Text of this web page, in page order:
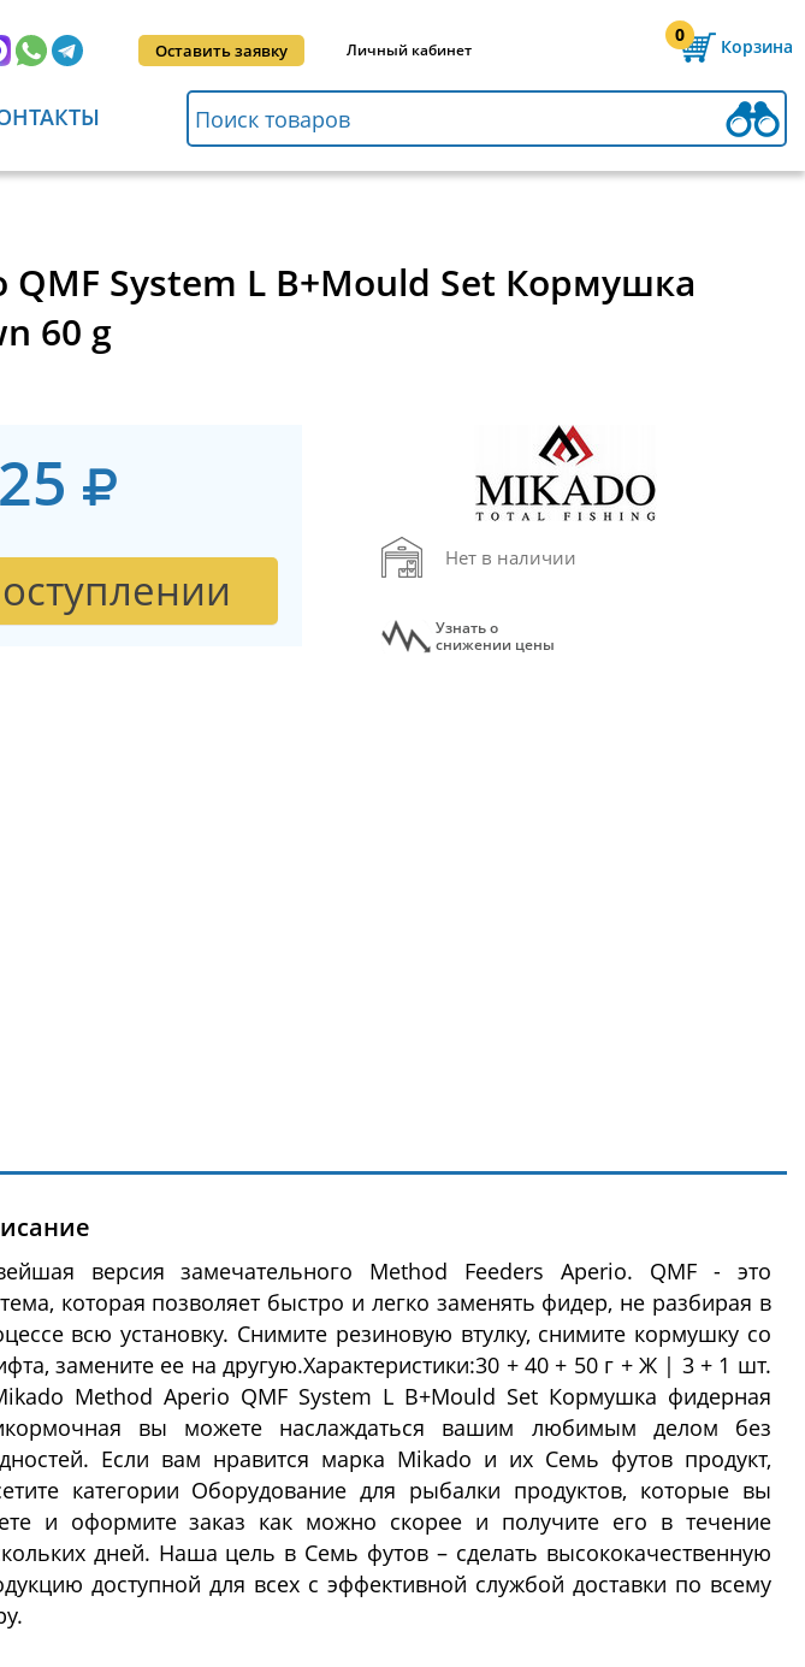
Оставить заявку Личный кабинет
0
Корзина
QMF System L B+Mould Set Кормушка
60 g
Нет в наличии
Узнать о
снижении цены
версия замечательного Method Feeders Aperio. QMF - это
которая позволяет быстро и легко заменять фидер, не разбирая в
всю установку. Снимите резиновую втулку, снимите кормушку со
замените ее на другую.Характеристики:30 + 40 + 50 г + Ж | 3 + 1 шт.
Method Aperio QMF System L B+Mould Set Кормушка фидерная
вы можете наслаждаться вашим любимым делом без
Если вам нравится марка Mikado и их Семь футов продукт,
категории Оборудование для рыбалки продуктов, которые вы
и оформите заказ как можно скорее и получите его в течение
дней. Наша цель в Семь футов – сделать высококачественную
доступной для всех с эффективной службой доставки по всему